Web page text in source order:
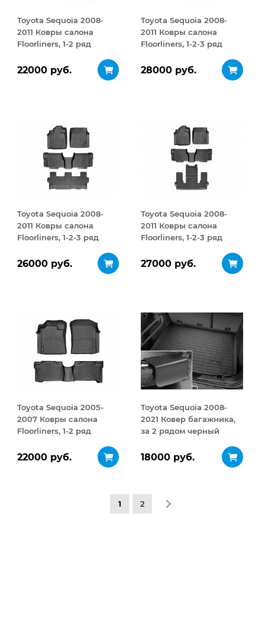
Toyota Sequoia 2008-
2011 Ковры салона
Floorliners, 1-2 ряд
22000 руб.
Toyota Sequoia 2008-
2011 Ковры салона
Floorliners, 1-2-3 ряд
28000 руб.
Toyota Sequoia 2008-
2011 Ковры салона
Floorliners, 1-2-3 ряд
26000 руб.
Toyota Sequoia 2008-
2011 Ковры салона
Floorliners, 1-2-3 ряд
27000 руб.
Toyota Sequoia 2005-
2007 Ковры салона
Floorliners, 1-2 ряд
22000 руб.
Toyota Sequoia 2008-
2021 Ковер багажника,
за 2 рядом черный
18000 руб.
1 2